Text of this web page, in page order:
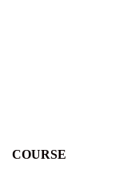
COURSE